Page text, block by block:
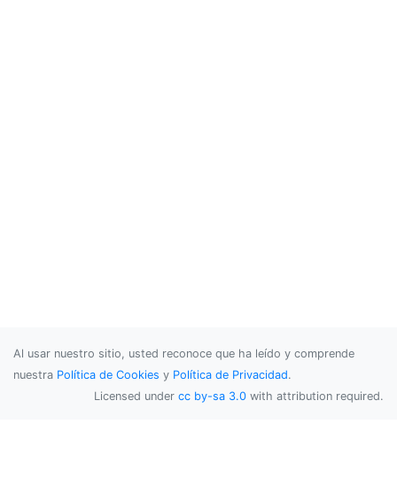
Al usar nuestro sitio, usted reconoce que ha leído y comprende
nuestra Política de Cookies y Política de Privacidad.
Licensed under cc by-sa 3.0 with attribution required.